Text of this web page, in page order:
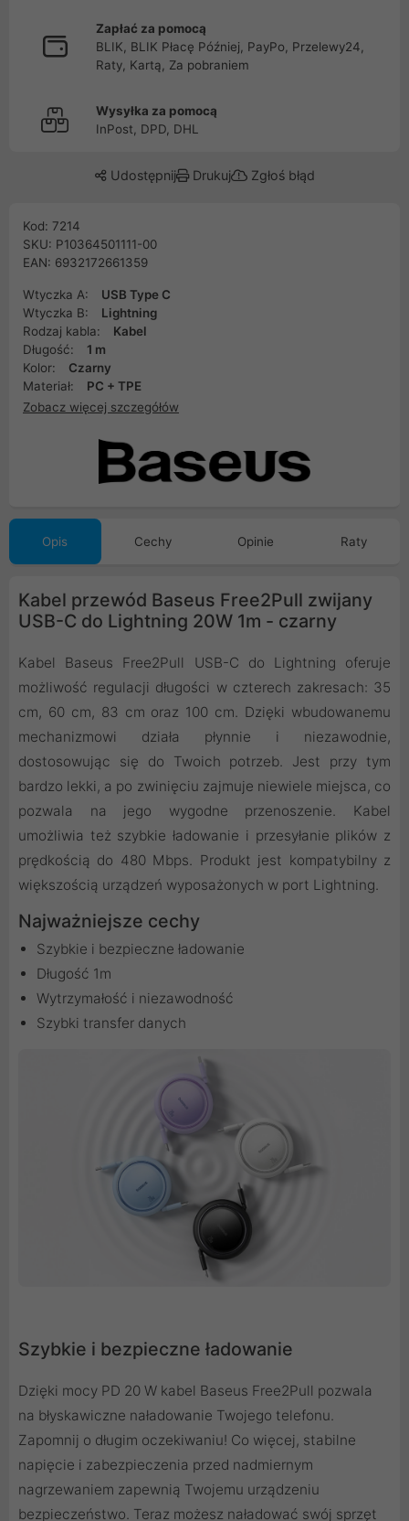
Zapłać za pomocą
BLIK, BLIK Płacę Później, PayPo, Przelewy24,
Raty, Kartą, Za pobraniem
Wysyłka za pomocą
InPost, DPD, DHL
Udostępnij Drukuj Zgłoś błąd
Kod: 7214
SKU: P10364501111-00
EAN: 6932172661359
Wtyczka A:
USB Type C
Wtyczka B:
Lightning
Rodzaj kabla:
Kabel
Długość:
1 m
Kolor:
Czarny
Materiał:
PC + TPE
Zobacz więcej szczegółów
Opis Cechy Opinie Raty
Kabel przewód Baseus Free2Pull zwijany
USB-C do Lightning 20W 1m - czarny
Kabel Baseus Free2Pull USB-C do Lightning oferuje
możliwość regulacji długości w czterech zakresach: 35
cm, 60 cm, 83 cm oraz 100 cm. Dzięki wbudowanemu
mechanizmowi działa płynnie i niezawodnie,
dostosowując się do Twoich potrzeb. Jest przy tym
bardzo lekki, a po zwinięciu zajmuje niewiele miejsca, co
pozwala na jego wygodne przenoszenie. Kabel
umożliwia też szybkie ładowanie i przesyłanie plików z
prędkością do 480 Mbps. Produkt jest kompatybilny z
większością urządzeń wyposażonych w port Lightning.
Najważniejsze cechy
Szybkie i bezpieczne ładowanie
Długość 1m
Wytrzymałość i niezawodność
Szybki transfer danych
Szybkie i bezpieczne ładowanie
Dzięki mocy PD 20 W kabel Baseus Free2Pull pozwala
na błyskawiczne naładowanie Twojego telefonu.
Zapomnij o długim oczekiwaniu! Co więcej, stabilne
napięcie i zabezpieczenia przed nadmiernym
nagrzewaniem zapewnią Twojemu urządzeniu
bezpieczeństwo. Teraz możesz naładować swój sprzęt